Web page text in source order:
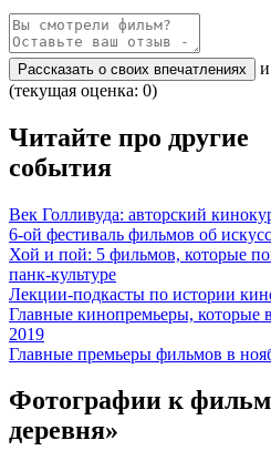
Рассказать о своих впечатлениях
(текущая оценка: 0)
Читайте про другие
события
Век Голливуда: авторский
6-ой фестиваль фильмов об
Хой и пой: 5 фильмов, которые
панк-культуре
Лекции-подкасты по истории
Главные кинопремьеры, которые
2019
Главные премьеры фильмов в
Фотографии к
деревня»